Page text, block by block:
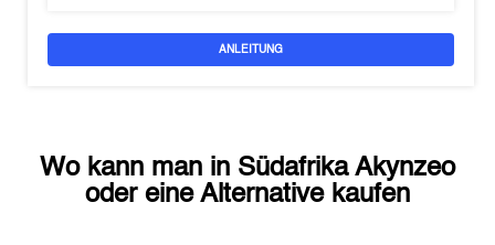
ANLEITUNG
Wo kann man in Südafrika Akynzeo
oder eine Alternative kaufen